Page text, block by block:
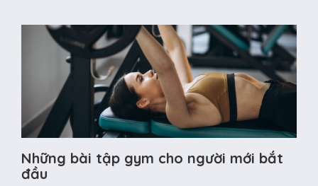
Những bài tập gym cho người mới bắt
đầu